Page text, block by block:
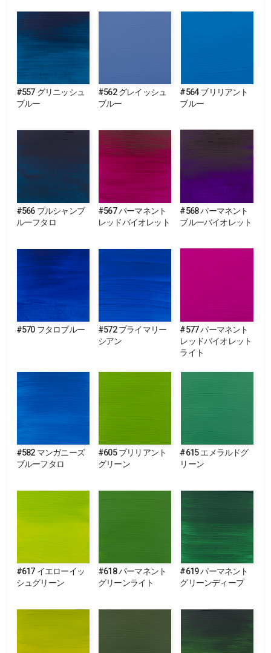
#557 グリニッシュ
ブルー
#562 グレイッシュ
ブルー
#564 ブリリアント
ブルー
#566 プルシャンブ
ルーフタロ
#567 パーマネント
レッドバイオレット
#568 パーマネント
ブルーバイオレット
#570 フタロブルー
#572 プライマリー
シアン
#577 パーマネント
レッドバイオレット
ライト
#582 マンガニーズ
ブルーフタロ
#605 ブリリアント
グリーン
#615 エメラルドグ
リーン
#617 イエローイッ
シュグリーン
#618 パーマネント
グリーンライト
#619 パーマネント
グリーンディープ